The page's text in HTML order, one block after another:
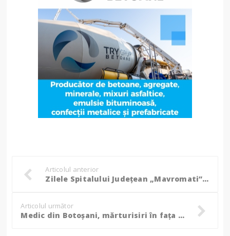
Articolul anterior
Zilele Spitalului Județean „Mavromati” la debut, invitați de seamă și mesaje video de la reputați medici! (Foto, Video)
Articolul următor
Medic din Botoșani, mărturisiri în fața colegilor din Regiunea Moldovei: „Un pacient m-a întrebat care boli sunt mai...” (Foto, Video)